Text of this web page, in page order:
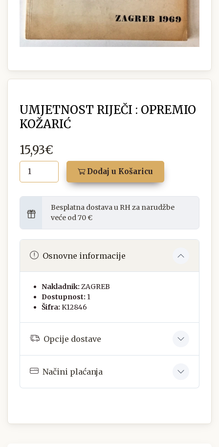
UMJETNOST RIJEČI : OPREMIO
KOŽARIĆ
15,93€
Dodaj u Košaricu
Besplatna dostava u RH za narudžbe
veće od 70 €
Osnovne informacije
Nakladnik: ZAGREB
Dostupnost: 1
Šifra: K12846
Opcije dostave
Načini plaćanja